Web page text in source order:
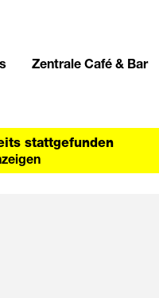
Zentrale Café & Bar
stattgefunden